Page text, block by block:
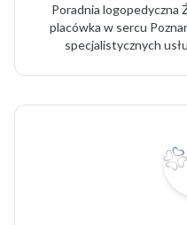
Poradnia logopedyczna
placówka w sercu
specjalistycznych